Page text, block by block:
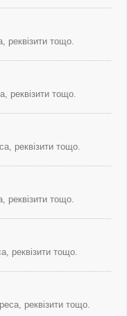
реквізити тощо.
реквізити тощо.
реквізити тощо.
реквізити тощо.
реквізити тощо.
реквізити тощо.